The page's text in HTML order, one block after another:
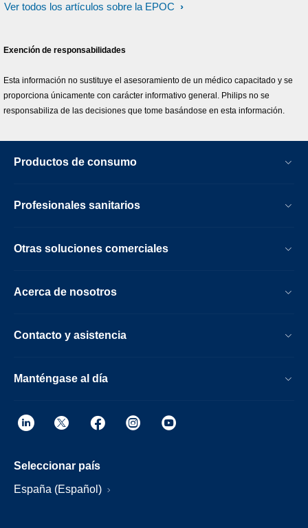
Ver todos los artículos sobre la EPOC
Exención de responsabilidades
Esta información no sustituye el asesoramiento de un médico capacitado y se
proporciona únicamente con carácter informativo general. Philips no se
responsabiliza de las decisiones que tome basándose en esta información.
Productos de consumo
Profesionales sanitarios
Otras soluciones comerciales
Acerca de nosotros
Contacto y asistencia
Manténgase al día
Seleccionar país
España (Español)